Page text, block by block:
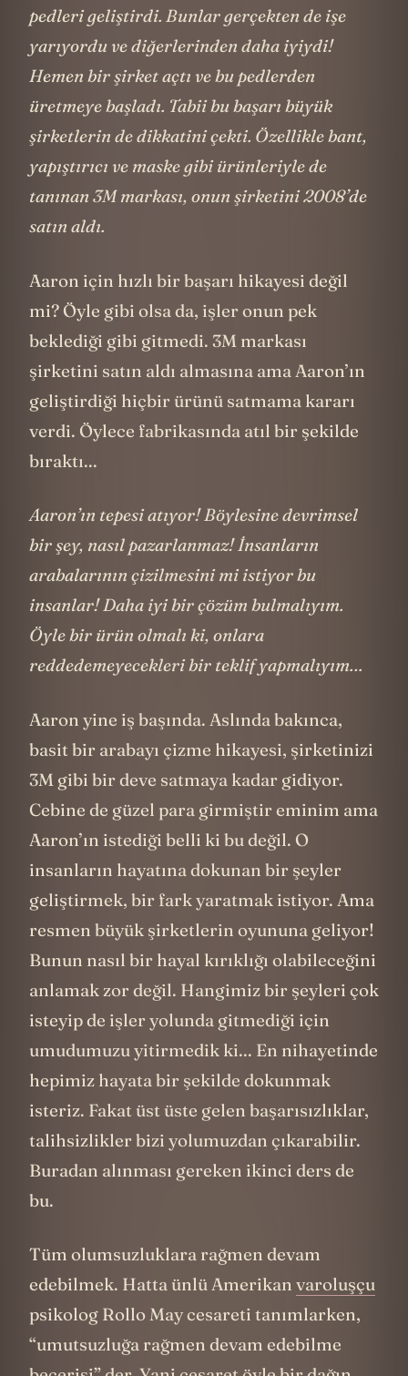
çalıştıktan sonra Aaron bir takım cilalama
pedleri geliştirdi. Bunlar gerçekten de işe
yarıyordu ve diğerlerinden daha iyiydi!
Hemen bir şirket açtı ve bu pedlerden
üretmeye başladı. Tabii bu başarı büyük
şirketlerin de dikkatini çekti. Özellikle bant,
yapıştırıcı ve maske gibi ürünleriyle de
tanınan 3M markası, onun şirketini 2008’de
Aaron için hızlı bir başarı hikayesi değil
mi? Öyle gibi olsa da, işler onun pek
beklediği gibi gitmedi. 3M markası
şirketini satın aldı almasına ama Aaron’ın
geliştirdiği hiçbir ürünü satmama kararı
verdi. Öylece fabrikasında atıl bir şekilde
Aaron’ın tepesi atıyor! Böylesine devrimsel
bir şey, nasıl pazarlanmaz! İnsanların
arabalarının çizilmesini mi istiyor bu
insanlar! Daha iyi bir çözüm bulmalıyım.
Öyle bir ürün olmalı ki, onlara
Aaron yine iş başında. Aslında bakınca,
basit bir arabayı çizme hikayesi, şirketinizi
3M gibi bir deve satmaya kadar gidiyor.
Cebine de güzel para girmiştir eminim ama
Aaron’ın istediği belli ki bu değil. O
insanların hayatına dokunan bir şeyler
geliştirmek, bir fark yaratmak istiyor. Ama
resmen büyük şirketlerin oyununa geliyor!
Bunun nasıl bir hayal kırıklığı olabileceğini
anlamak zor değil. Hangimiz bir şeyleri çok
isteyip de işler yolunda gitmediği için
umudumuzu yitirmedik ki... En nihayetinde
hepimiz hayata bir şekilde dokunmak
isteriz. Fakat üst üste gelen başarısızlıklar,
talihsizlikler bizi yolumuzdan çıkarabilir.
Buradan alınması gereken ikinci ders de
Tüm olumsuzluklara rağmen devam
edebilmek. Hatta ünlü Amerikanvaroluşçu
psikolog Rollo May cesareti tanımlarken,